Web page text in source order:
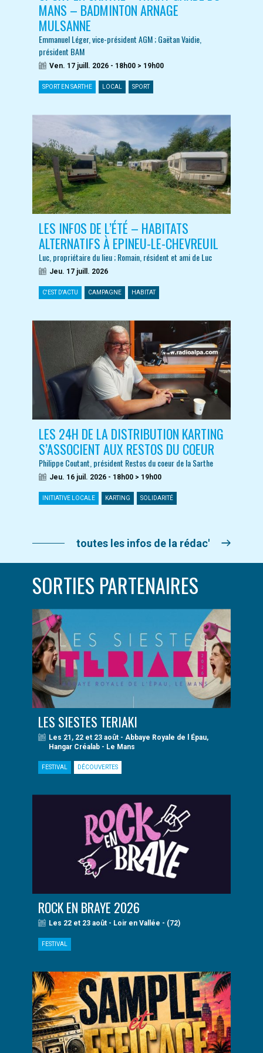
MANS – BADMINTON ARNAGE
MULSANNE
Emmanuel Léger, vice-président AGM ; Gaëtan Vaidie,
président BAM
Ven. 17 juill. 2026 - 18h00 > 19h00
SPORT EN SARTHE LOCAL SPORT
LES INFOS DE L’ÉTÉ – HABITATS
ALTERNATIFS À EPINEU-LE-CHEVREUIL
Luc, propriétaire du lieu ; Romain, résident et ami de Luc
Jeu. 17 juill. 2026
C'EST D'ACTU CAMPAGNE HABITAT
LES 24H DE LA DISTRIBUTION KARTING
S’ASSOCIENT AUX RESTOS DU COEUR
Philippe Coutant, président Restos du coeur de la Sarthe
Jeu. 16 juil. 2026 - 18h00 > 19h00
INITIATIVE LOCALE KARTING SOLIDARITÉ
toutes les infos de la rédac'
SORTIES PARTENAIRES
LES SIESTES TERIAKI
Les 21, 22 et 23 août - Abbaye Royale de l Épau,
Hangar Créalab - Le Mans
FESTIVAL DÉCOUVERTES
ROCK EN BRAYE 2026
Les 22 et 23 août - Loir en Vallée - (72)
FESTIVAL